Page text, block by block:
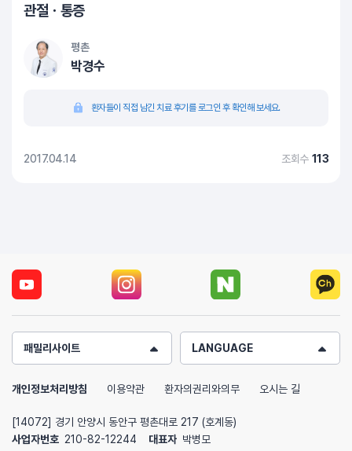
관절ㆍ통증
평촌
박경수
환자들이 직접 남긴 치료 후기를 로그인 후 확인해 보세요.
2017.04.14 조회수 113
패밀리사이트 LANGUAGE
개인정보처리방침 이용약관 환자의권리와의무 오시는 길
[14072] 경기 안양시 동안구 평촌대로 217 (호계동)
사업자번호 210-82-12244 대표자 박병모